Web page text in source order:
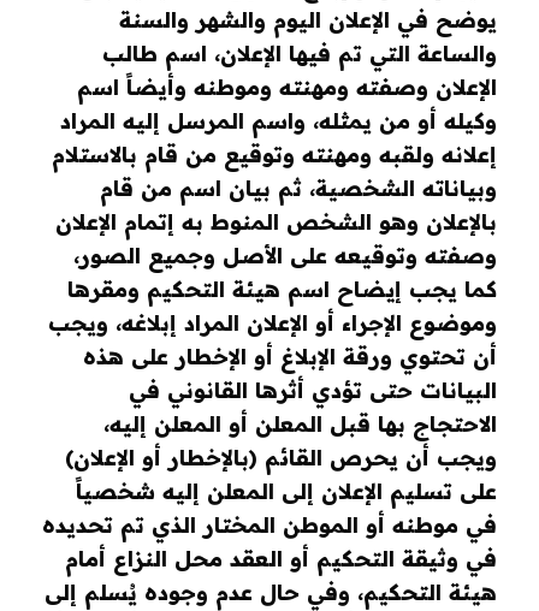
يوضح في الإعلان اليوم والشهر والسنة
والساعة التي تم فيها الإعلان، اسم طالب
الإعلان وصفته ومهنته وموطنه وأيضاً اسم
وكيله أو من يمثله، واسم المرسل إليه المراد
إعلانه ولقبه ومهنته وتوقيع من قام بالاستلام
وبياناته الشخصية، ثم بيان اسم من قام
بالإعلان وهو الشخص المنوط به إتمام الإعلان
وصفته وتوقيعه على الأصل وجميع الصور،
كما يجب إيضاح اسم هيئة التحكيم ومقرها
وموضوع الإجراء أو الإعلان المراد إبلاغه، ويجب
أن تحتوي ورقة الإبلاغ أو الإخطار على هذه
البيانات حتى تؤدي أثرها القانوني في
الاحتجاج بها قبل المعلن أو المعلن إليه،
ويجب أن يحرص القائم (بالإخطار أو الإعلان)
على تسليم الإعلان إلى المعلن إليه شخصياً
في موطنه أو الموطن المختار الذي تم تحديده
في وثيقة التحكيم أو العقد محل النزاع أمام
هيئة التحكيم، وفي حال عدم وجوده يُسلم إلى